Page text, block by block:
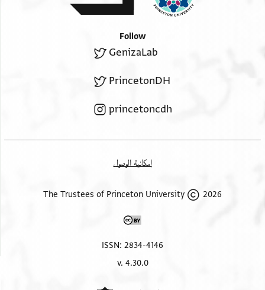
Follow
GenizaLab
PrincetonDH
princetoncdh
إمكانية الوصول
2026 The Trustees of Princeton University
ISSN: 2834-4146
v. 4.30.0